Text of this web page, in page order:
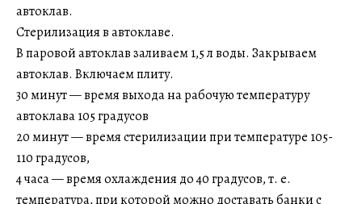
автоклав.
Стерилизация в автоклаве.
В паровой автоклав заливаем 1,5 л воды. Закрываем
автоклав. Включаем плиту.
30 минут — время выхода на рабочую температуру
автоклава 105 градусов
20 минут — время стерилизации при температуре 105-
110 градусов,
4 часа — время охлаждения до 40 градусов, т. е.
температура, при которой можно доставать банки с